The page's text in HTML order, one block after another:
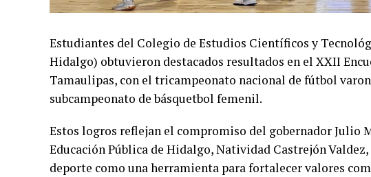
Estudiantes del Colegio de Estudios Científicos y
Hidalgo) obtuvieron destacados resultados en el XXII
Tamaulipas, con el tricampeonato nacional de fútbol
subcampeonato de básquetbol femenil.
Estos logros reflejan el compromiso del gobernador Julio
Educación Pública de Hidalgo, Natividad Castrejón
deporte como una herramienta para fortalecer valores